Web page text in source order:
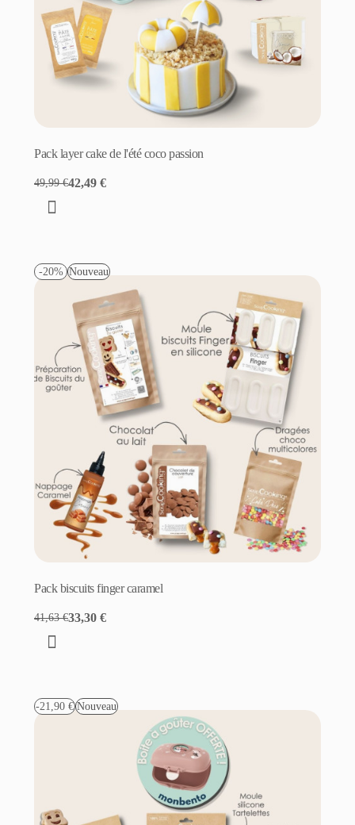
Pack layer cake de l'été coco passion
49,99 €42,49 €
-20% Nouveau
Pack biscuits finger caramel
41,63 €33,30 €
-21,90 € Nouveau